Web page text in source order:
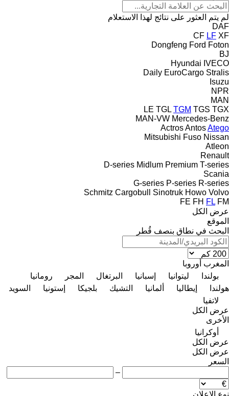
لم يتم العثور على نتائج لهذا الاستعلام
DAF
CF LF XF
Dongfeng Ford Foton
BJ
Hyundai IVECO
Daily EuroCargo Stralis
Isuzu
NPR
MAN
LE TGL TGM TGS TGX
MAN-VW Mercedes-Benz
ActrosAntosAtego
Mitsubishi Fuso Nissan
Atleon
Renault
D-series Midlum Premium T-series
Scania
G-series P-series R-series
Schmitz Cargobull
Sinotruk Howo Volvo
FE FH FL FM
عرض الكل
الموقع
البحث في نطاق بنصف قُطر
المغرب أوروبا
بولندا
ليتوانيا إسبانيا البرتغال المجر
رومانيا
هولندا
إيطاليا ألمانيا التشيك بلجيكا إستونيا
السويد
لاتفيا
عرض الكل
الأخرى
أوكرانيا
عرض الكل
عرض الكل
السعر
–
نوع الإعلان